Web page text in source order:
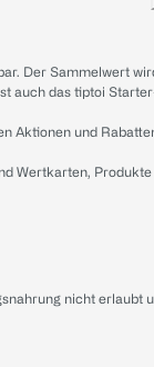
Der Sammelwert
auch das tiptoi
Aktionen und
Wertkarten,
nicht erlaubt